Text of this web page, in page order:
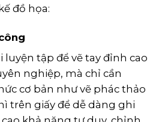
đồ họa:
tập để vẽ tay đỉnh cao
nghiệp, mà chỉ cần
cơ bản như vẽ phác thảo
trên giấy để dễ dàng ghi